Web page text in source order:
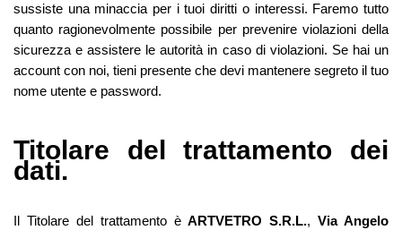
sussiste una minaccia per i tuoi diritti o interessi. Faremo tutto
quanto ragionevolmente possibile per prevenire violazioni della
sicurezza e assistere le autorità in caso di violazioni. Se hai un
account con noi, tieni presente che devi mantenere segreto il tuo
nome utente e password.
Titolare del trattamento dei
dati.
Il Titolare del trattamento èARTVETRO S.R.L.,Via Angelo